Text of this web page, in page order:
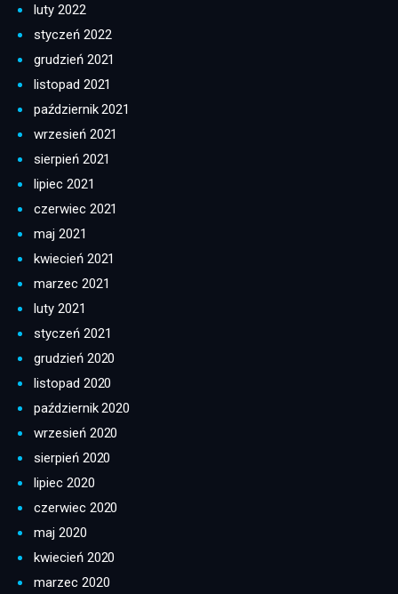
luty 2022
styczeń 2022
grudzień 2021
listopad 2021
październik 2021
wrzesień 2021
sierpień 2021
lipiec 2021
czerwiec 2021
maj 2021
kwiecień 2021
marzec 2021
luty 2021
styczeń 2021
grudzień 2020
listopad 2020
październik 2020
wrzesień 2020
sierpień 2020
lipiec 2020
czerwiec 2020
maj 2020
kwiecień 2020
marzec 2020